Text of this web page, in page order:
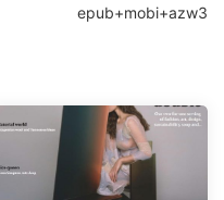
epub+mobi+azw3